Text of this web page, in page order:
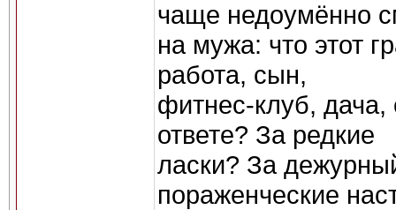
чаще недоумённо
на мужа: что этот
работа, сын,
фитнес-клуб, дача,
ответе? За редкие
ласки? За
пораженческие